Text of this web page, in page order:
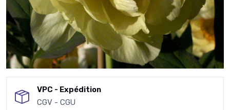
VPC - Expédition
CGV - CGU